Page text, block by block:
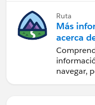
los
Salesforce.
Ruta
Más
acerca
CRM
navegar,